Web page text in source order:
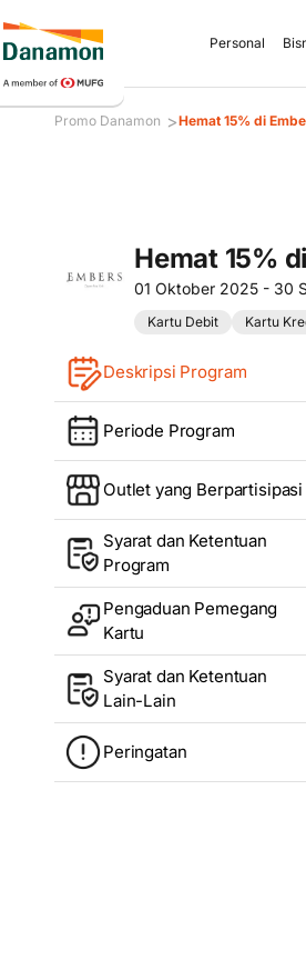
Personal
Promo Danamon >Hemat 15% di
Hemat 15%
01 Oktober 2025 - 30
Kartu Debit Kartu
Deskripsi Program
Periode Program
Outlet yang Berpartisipasi
Syarat dan Ketentuan
Program
Pengaduan Pemegang
Kartu
Syarat dan Ketentuan
Lain-Lain
Peringatan